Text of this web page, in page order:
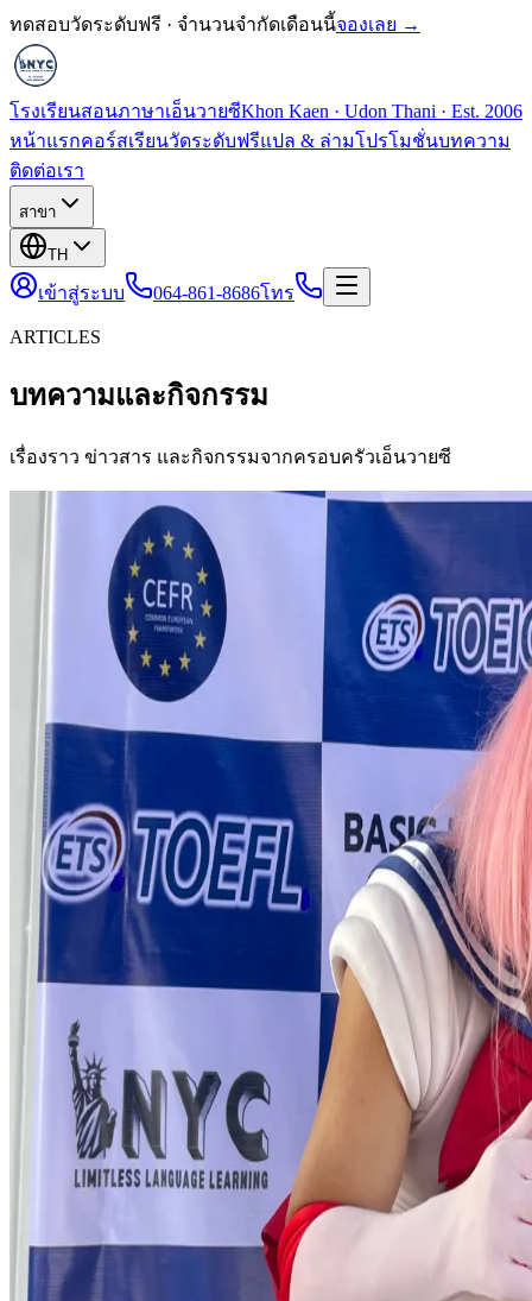
ทดสอบวัดระดับฟรี · จำนวนจำกัดเดือนนี้จองเลย →
โรงเรียนสอนภาษาเอ็นวายซีKhon Kaen · Udon Thani · Est. 2006
หน้าแรกคอร์สเรียนวัดระดับฟรีแปล & ล่ามโปรโมชั่นบทความ
ติดต่อเรา
สาขา
TH
เข้าสู่ระบบ 064-861-8686โทร
ARTICLES
บทความและกิจกรรม
เรื่องราว ข่าวสาร และกิจกรรมจากครอบครัวเอ็นวายซี